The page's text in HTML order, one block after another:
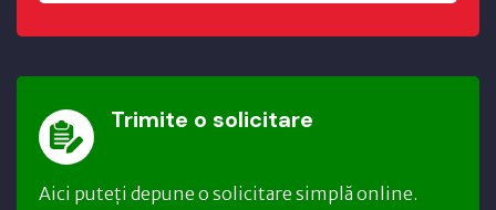
Trimite o solicitare
Aici puteți depune o solicitare simplă online.